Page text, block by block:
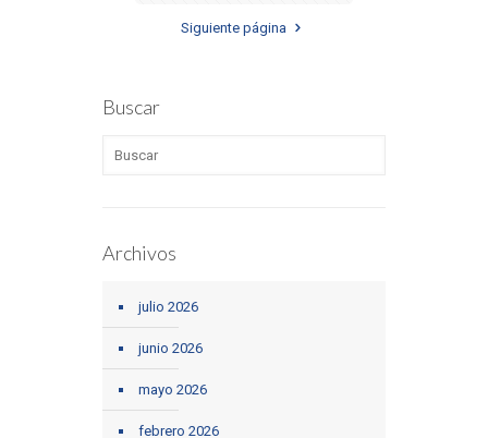
Siguiente página
Buscar
Archivos
julio 2026
junio 2026
mayo 2026
febrero 2026